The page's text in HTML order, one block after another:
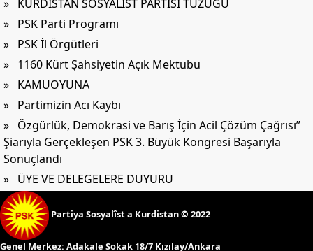
» KÜRDİSTAN SOSYALİST PARTİSİ TÜZÜĞÜ
» PSK Parti Programı
» PSK İl Örgütleri
» 1160 Kürt Şahsiyetin Açık Mektubu
» KAMUOYUNA
» Partimizin Acı Kaybı
» Özgürlük, Demokrasi ve Barış İçin Acil Çözüm Çağrısı”
Şiarıyla Gerçekleşen PSK 3. Büyük Kongresi Başarıyla
Sonuçlandı
» ÜYE VE DELEGELERE DUYURU
Partiya Sosyalîst a Kurdistan © 2022
Genel Merkez: Adakale Sokak 18/7 Kızılay/Ankara